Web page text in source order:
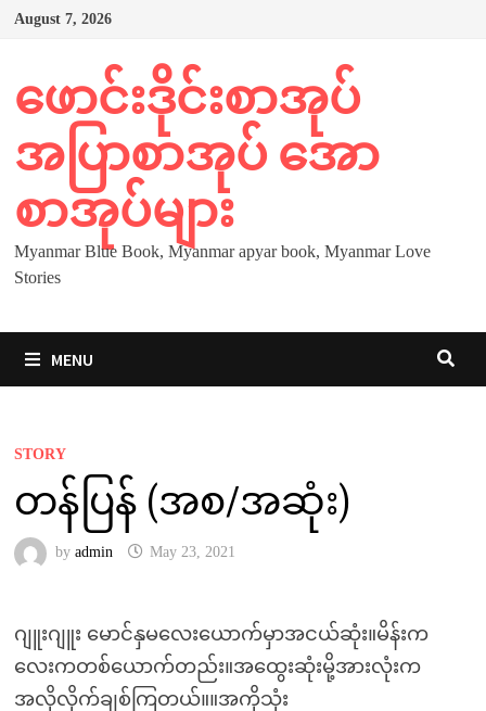
Skip
August 7, 2026
ဖောင်းဒိုင်းစာအုပ်
အပြာစာအုပ် အော
စာအုပ်များ
Myanmar Blue Book, Myanmar apyar book, Myanmar Love
Stories
MENU
STORY
တန်ပြန် (အစ/အဆုံး)
by admin May 23, 2021
ဂျူးဂျူး မောင်နှမလေးယောက်မှာအငယ်ဆုံး။မိန်းက
လေးကတစ်ယောက်တည်း။အထွေးဆုံးမို့အားလုံးက
အလိုလိုက်ချစ်ကြတယ်။။အကိုသုံး